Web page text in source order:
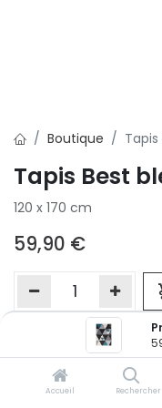
Accueil Rechercher
Boutique
Tapis Best
120 x 170 cm
59,90 €
Ajouter à la liste
Si vous ne pouvez
victime de son